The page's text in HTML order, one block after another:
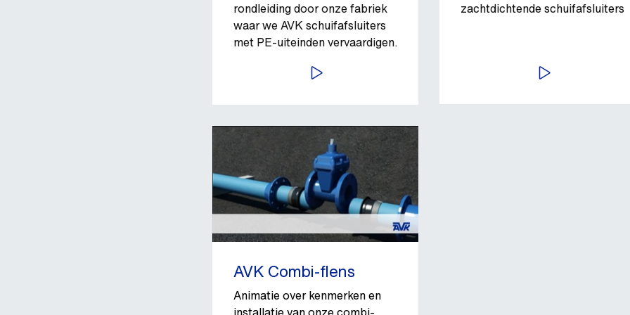
rondleiding door onze fabriek
waar we AVK schuifafsluiters
met PE-uiteinden vervaardigen.
BEKIJK VIDEO
zachtdichtende schuifafsluiters
BEKIJK VIDEO
AVK Combi-flens
Animatie over kenmerken en